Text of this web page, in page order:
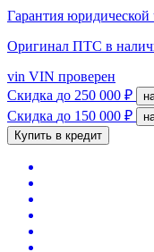
Гарантия юридической
Оригинал ПТС в
vin VIN проверен
Скидка до 250 000 ₽
Скидка до 150 000 ₽
Купить в кредит